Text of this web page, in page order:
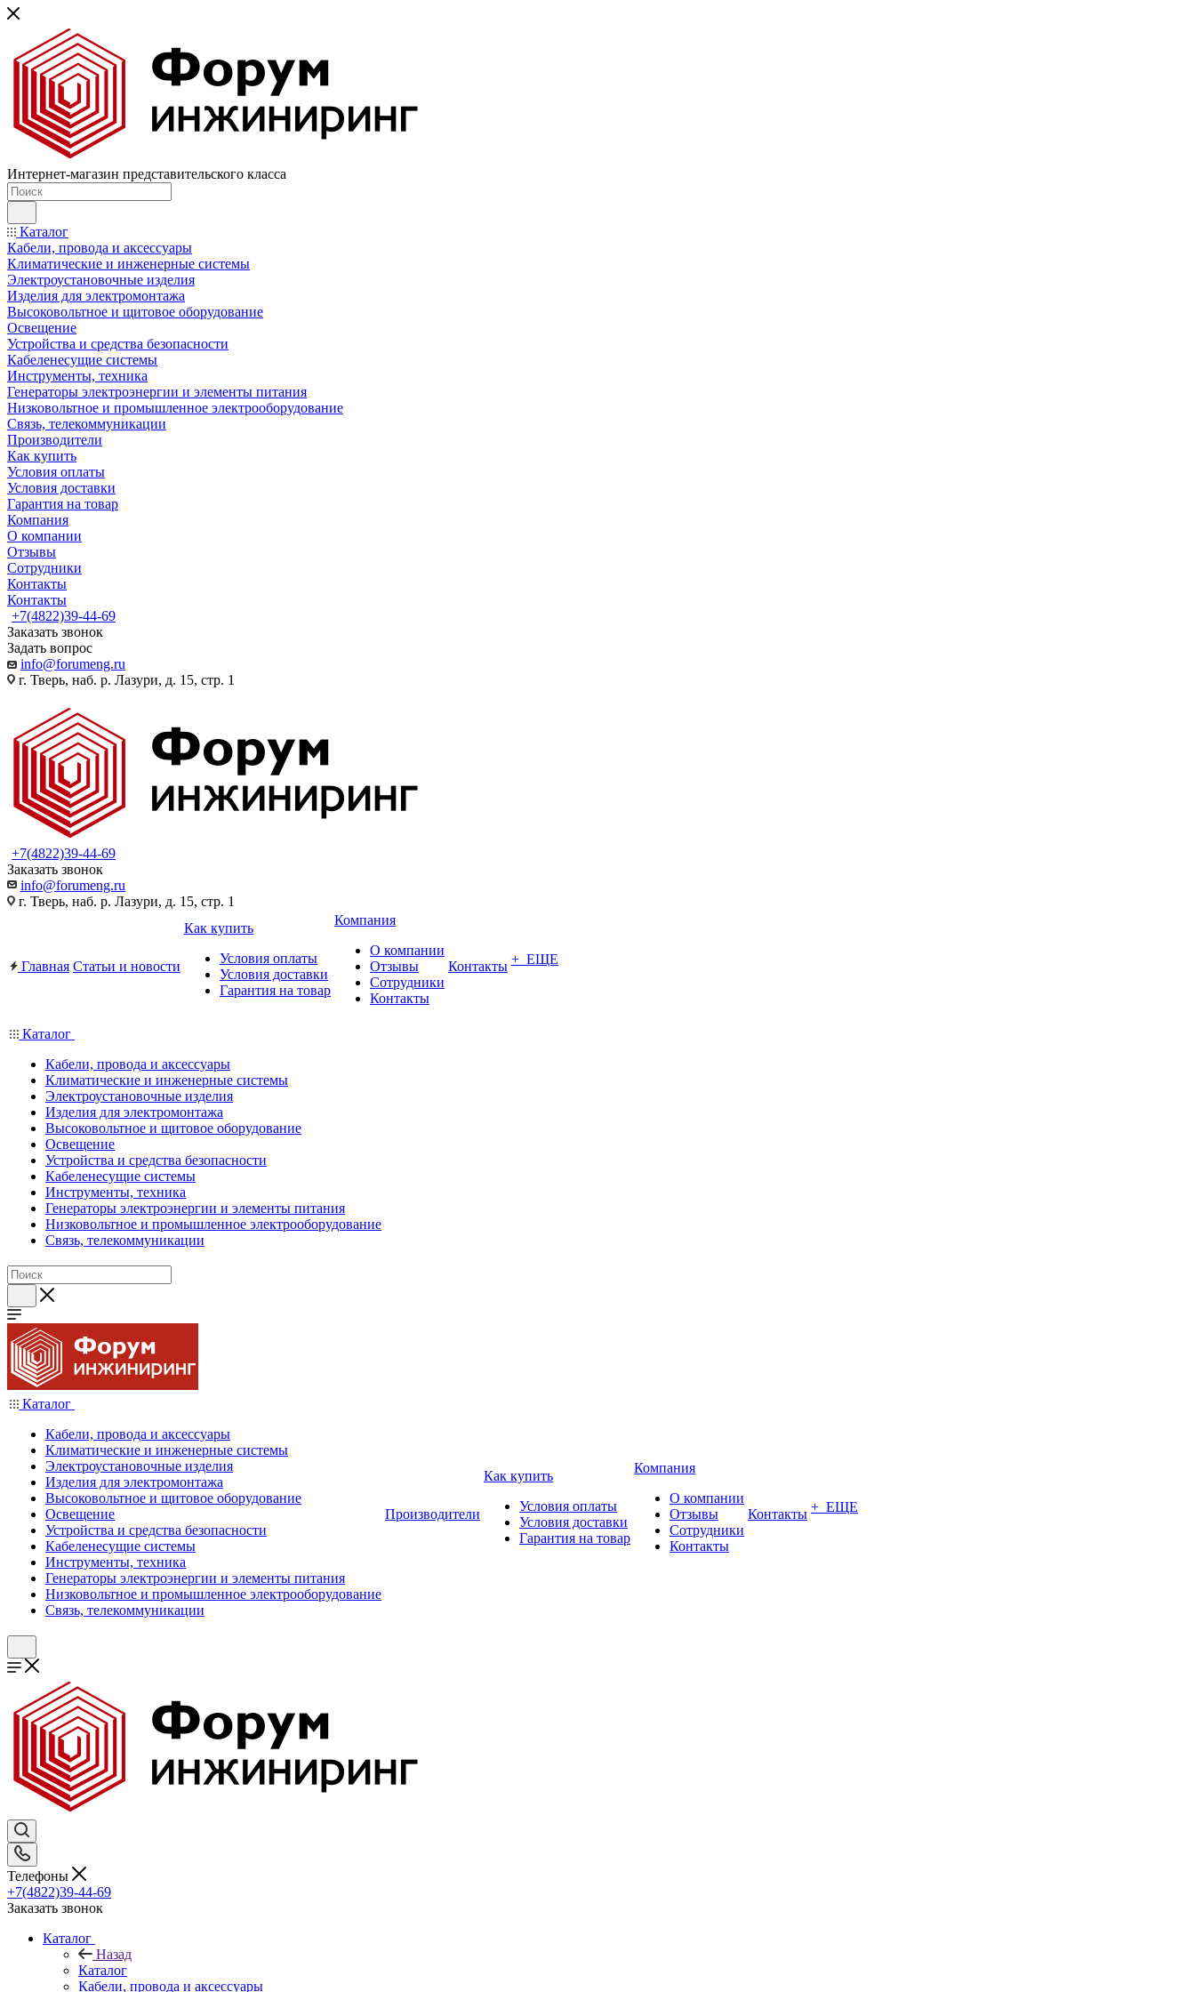
Интернет-магазин представительского класса
Каталог
Кабели, провода и аксессуары
Климатические и инженерные системы
Электроустановочные изделия
Изделия для электромонтажа
Высоковольтное и щитовое оборудование
Освещение
Устройства и средства безопасности
Кабеленесущие системы
Инструменты, техника
Генераторы электроэнергии и элементы питания
Низковольтное и промышленное электрооборудование
Связь, телекоммуникации
Производители
Как купить
Условия оплаты
Условия доставки
Гарантия на товар
Компания
О компании
Отзывы
Сотрудники
Контакты
Контакты
+7(4822)39-44-69
Заказать звонок
Задать вопрос
info@forumeng.ru
г. Тверь, наб. р. Лазури, д. 15, стр. 1
+7(4822)39-44-69
Заказать звонок
info@forumeng.ru
г. Тверь, наб. р. Лазури, д. 15, стр. 1
Главная Статьи и новости
Как купить
Условия оплаты
Условия доставки
Гарантия на товар
Компания
О компании
Отзывы
Сотрудники
Контакты
Контакты + ЕЩЕ
Каталог
Кабели, провода и аксессуары
Климатические и инженерные системы
Электроустановочные изделия
Изделия для электромонтажа
Высоковольтное и щитовое оборудование
Освещение
Устройства и средства безопасности
Кабеленесущие системы
Инструменты, техника
Генераторы электроэнергии и элементы питания
Низковольтное и промышленное электрооборудование
Связь, телекоммуникации
Каталог
Кабели, провода и аксессуары
Климатические и инженерные системы
Электроустановочные изделия
Изделия для электромонтажа
Высоковольтное и щитовое оборудование
Освещение
Устройства и средства безопасности
Кабеленесущие системы
Инструменты, техника
Генераторы электроэнергии и элементы питания
Низковольтное и промышленное электрооборудование
Связь, телекоммуникации
Производители
Как купить
Условия оплаты
Условия доставки
Гарантия на товар
Компания
О компании
Отзывы
Сотрудники
Контакты
Контакты + ЕЩЕ
Телефоны
+7(4822)39-44-69
Заказать звонок
Каталог
Назад
Каталог
Кабели, провода и аксессуары